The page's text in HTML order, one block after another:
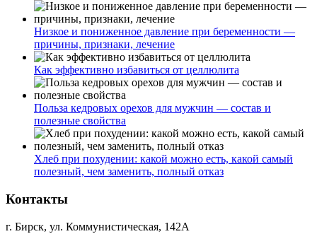
Низкое и пониженное давление при беременности —
причины, признаки, лечение
Как эффективно избавиться от целлюлита
Польза кедровых орехов для мужчин — состав и
полезные свойства
Хлеб при похудении: какой можно есть, какой самый
полезный, чем заменить, полный отказ
Контакты
г. Бирск, ул. Коммунистическая, 142А